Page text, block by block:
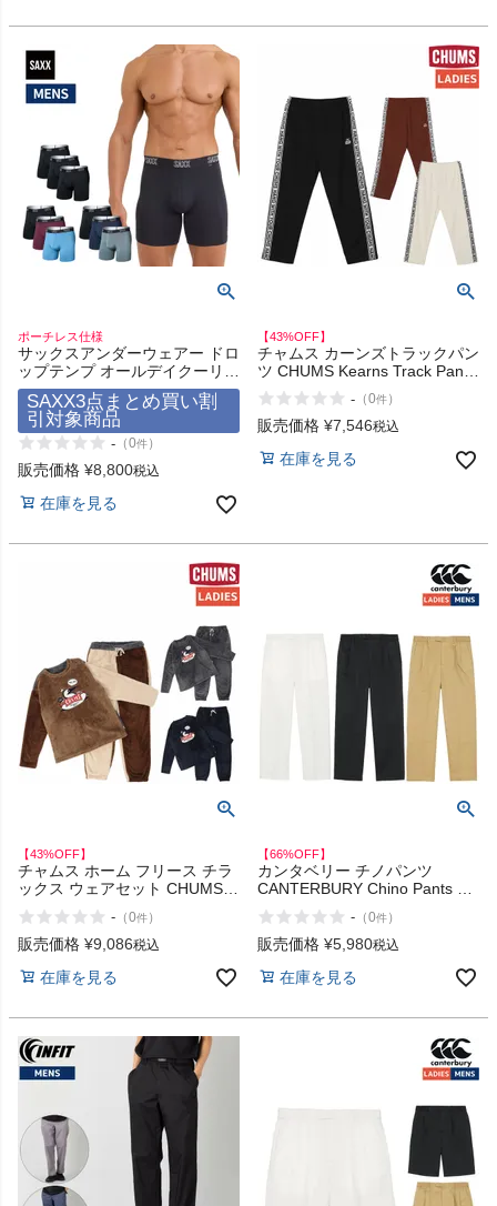
ヨガ
キャンプ・フェス
旅行
通学
もっと見る
サックス SAXX
スポーツマリオTOP
ベースボールマリオ（野球商品）
ご利用ガイド
クーポン一覧
商品レビュー
プロテイン・サプリメントまとめ買い
アウトレットセール
スタッフコーディネート
ポーチレス仕様
サックスアンダーウェアー ドロ
ップテンプ オールデイクーリン
グ ボクサーブリーフ 3枚組
SAXX UNDERWEAR
DROPTEMP ALL DAY
COOLING BOXER BRIEF 3PK
SAXX3点まとめ買い割
引対象商品
- （0件）
販売価格 ¥8,800税込
在庫を見る
【43%OFF】
チャムス カーンズトラックパン
ツ CHUMS Kearns Track Pants
アウトレット セール
- （0件）
販売価格 ¥7,546税込
在庫を見る
【43%OFF】
チャムス ホーム フリース チラ
ックス ウェアセット CHUMS
HOME Fleece Chillax Wear Set
アウトレット セール
- （0件）
販売価格 ¥9,086税込
在庫を見る
【66%OFF】
カンタベリー チノパンツ
CANTERBURY Chino Pants ア
ウトレット セール
- （0件）
販売価格 ¥5,980税込
在庫を見る